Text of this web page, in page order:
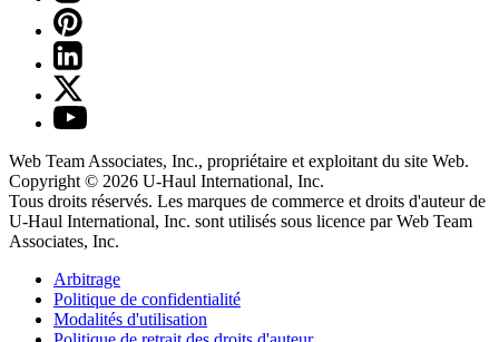
Web Team Associates, Inc., propriétaire et exploitant du site Web.
Copyright © 2026 U-Haul International, Inc.
Tous droits réservés. Les marques de commerce et droits d'auteur de
U-Haul International, Inc. sont utilisés sous licence par Web Team
Associates, Inc.
Arbitrage
Politique de confidentialité
Modalités d'utilisation